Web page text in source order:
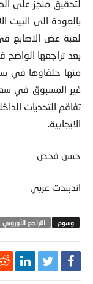
لتحقيق منجز على
بالعودة الى البيت
لعبة عض الاصابع
بعد تراجعها الواضح
منها حلفاؤها في
غير المسبوق في سعر
تفاقم التحديات
الايجابية.
حسن فحص
اندبندت عربي
التراجع الأوروبي